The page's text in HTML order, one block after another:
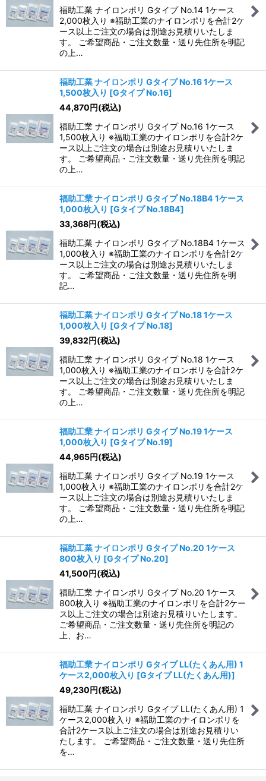
福助工業 ナイロンポリ Gタイプ No.14 1ケース
2,000枚入り ※福助工業のナイロンポリを合計2ケ
ース以上ご注文の場合は別途お見積りいたしま
す。 ご希望商品・ご注文数量・送り先住所を明記
の上…
福助工業 ナイロンポリ Gタイプ No.16 1ケース
1,500枚入り [Gタイプ No.16]
44,870円(税込)
福助工業 ナイロンポリ Gタイプ No.16 1ケース
1,500枚入り ※福助工業のナイロンポリを合計2ケ
ース以上ご注文の場合は別途お見積りいたしま
す。 ご希望商品・ご注文数量・送り先住所を明記
の上…
福助工業 ナイロンポリ Gタイプ No.18B4 1ケース
1,000枚入り [Gタイプ No.18B4]
33,368円(税込)
福助工業 ナイロンポリ Gタイプ No.18B4 1ケース
1,000枚入り ※福助工業のナイロンポリを合計2ケ
ース以上ご注文の場合は別途お見積りいたしま
す。 ご希望商品・ご注文数量・送り先住所を明
記…
福助工業 ナイロンポリ Gタイプ No.18 1ケース
1,000枚入り [Gタイプ No.18]
39,832円(税込)
福助工業 ナイロンポリ Gタイプ No.18 1ケース
1,000枚入り ※福助工業のナイロンポリを合計2ケ
ース以上ご注文の場合は別途お見積りいたしま
す。 ご希望商品・ご注文数量・送り先住所を明記
の上…
福助工業 ナイロンポリ Gタイプ No.19 1ケース
1,000枚入り [Gタイプ No.19]
44,965円(税込)
福助工業 ナイロンポリ Gタイプ No.19 1ケース
1,000枚入り ※福助工業のナイロンポリを合計2ケ
ース以上ご注文の場合は別途お見積りいたしま
す。 ご希望商品・ご注文数量・送り先住所を明記
の上…
福助工業 ナイロンポリ Gタイプ No.20 1ケース
800枚入り [Gタイプ No.20]
41,500円(税込)
福助工業 ナイロンポリ Gタイプ No.20 1ケース
800枚入り ※福助工業のナイロンポリを合計2ケー
ス以上ご注文の場合は別途お見積りいたします。
ご希望商品・ご注文数量・送り先住所を明記の
上、お…
福助工業 ナイロンポリ Gタイプ LL(たくあん用) 1
ケース2,000枚入り [Gタイプ LL(たくあん用)]
49,230円(税込)
福助工業 ナイロンポリ Gタイプ LL(たくあん用) 1
ケース2,000枚入り ※福助工業のナイロンポリを
合計2ケース以上ご注文の場合は別途お見積りい
たします。 ご希望商品・ご注文数量・送り先住所
を…